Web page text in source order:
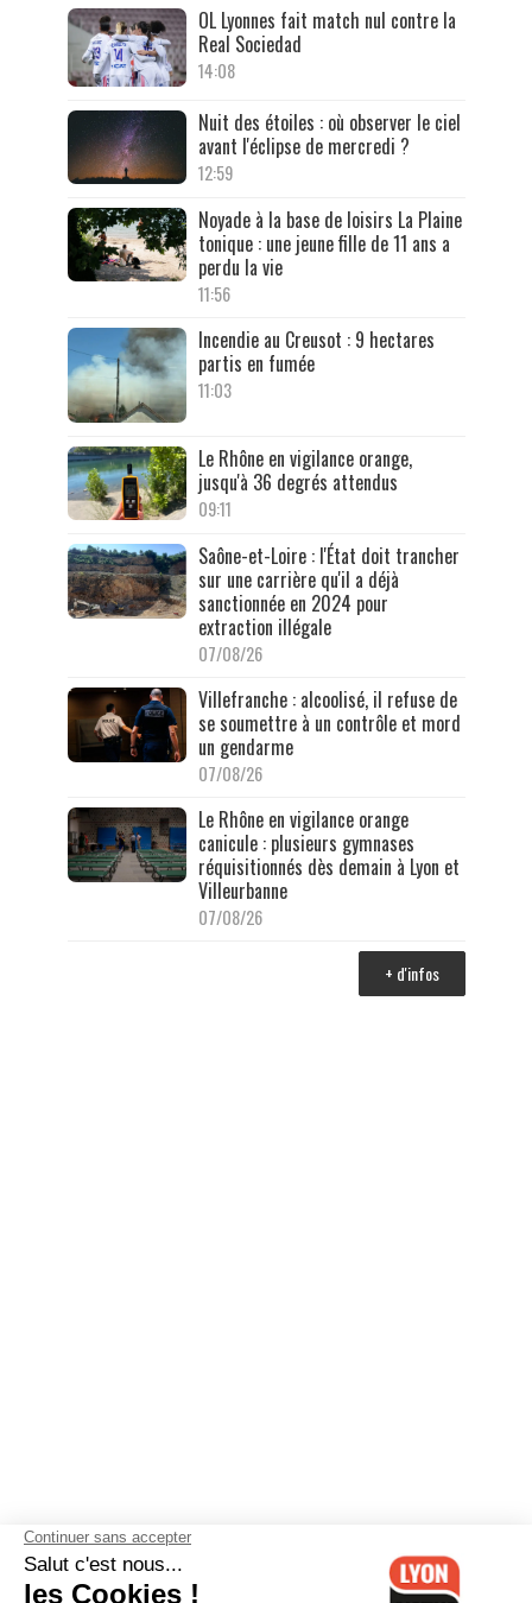
OL Lyonnes fait match nul contre la
Real Sociedad
14:08
Nuit des étoiles : où observer le ciel
avant l'éclipse de mercredi ?
12:59
Noyade à la base de loisirs La Plaine
tonique : une jeune fille de 11 ans a
perdu la vie
11:56
Incendie au Creusot : 9 hectares
partis en fumée
11:03
Le Rhône en vigilance orange,
jusqu'à 36 degrés attendus
09:11
Saône-et-Loire : l'État doit trancher
sur une carrière qu'il a déjà
sanctionnée en 2024 pour
extraction illégale
07/08/26
Villefranche : alcoolisé, il refuse de
se soumettre à un contrôle et mord
un gendarme
07/08/26
Le Rhône en vigilance orange
canicule : plusieurs gymnases
réquisitionnés dès demain à Lyon et
Villeurbanne
07/08/26
+ d'infos